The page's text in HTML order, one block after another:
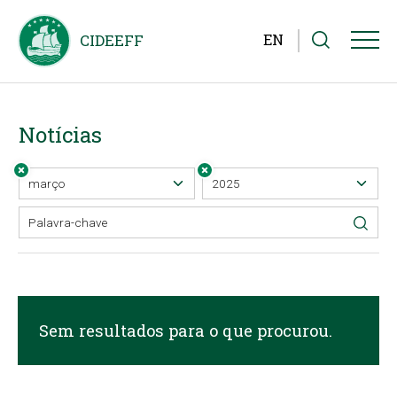
EN
Notícias
Sem resultados para o que procurou.